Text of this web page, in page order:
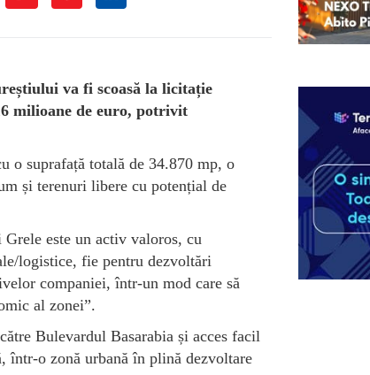
va fi scoasă la licitație
milioane de euro, potrivit
o suprafață totală de 34.870 mp, o
și terenuri libere cu potențial de
este un activ valoros, cu
logistice, fie pentru dezvoltări
companiei, într-un mod care să
al zonei”.
Bulevardul Basarabia și acces facil
într-o zonă urbană în plină dezvoltare